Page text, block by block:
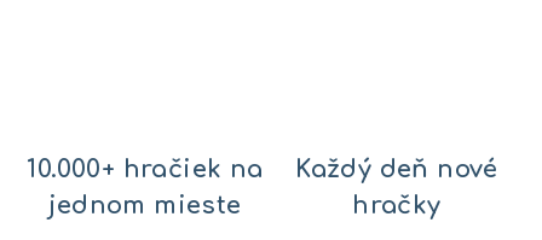
10.000+ hračiek na
jednom mieste
Každý deň nové
hračky